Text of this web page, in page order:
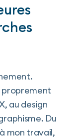
proprement
au design
Du
mon travail,